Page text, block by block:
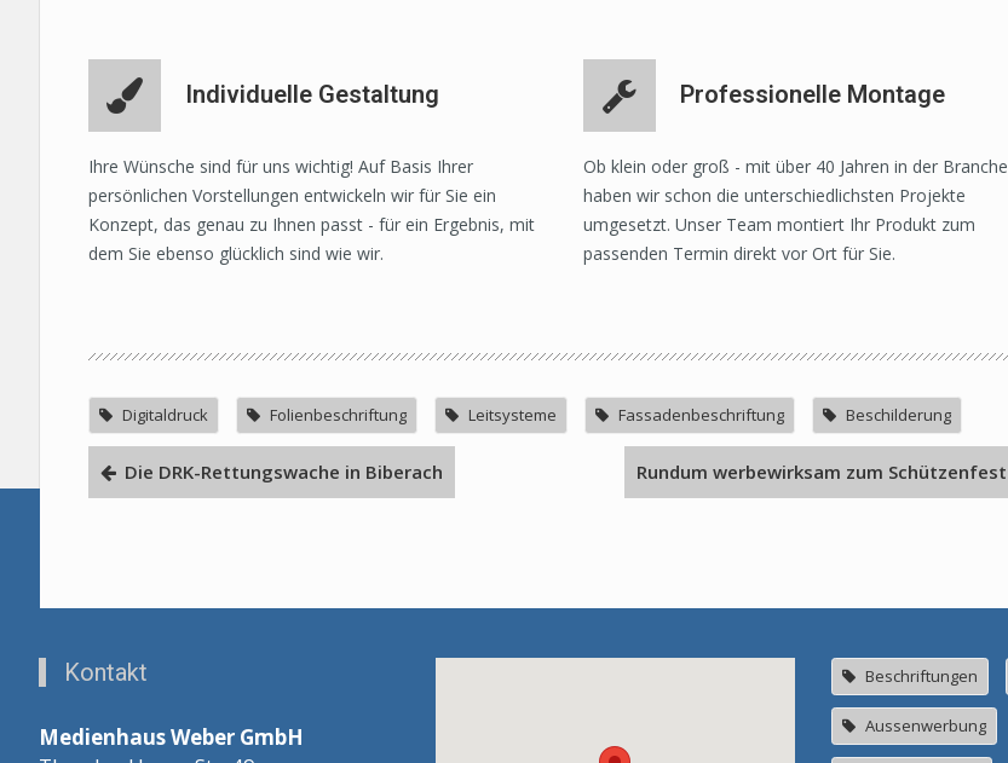
Individuelle Gestaltung
Ihre Wünsche sind für uns wichtig! Auf Basis Ihrer
persönlichen Vorstellungen entwickeln wir für Sie ein
Konzept, das genau zu Ihnen passt - für ein Ergebnis, mit
dem Sie ebenso glücklich sind wie wir.
Professionelle Montage
Ob klein oder groß - mit über 40 Jahren in der Branche
haben wir schon die unterschiedlichsten Projekte
umgesetzt. Unser Team montiert Ihr Produkt zum
passenden Termin direkt vor Ort für Sie.
Digitaldruck Folienbeschriftung Leitsysteme Fassadenbeschriftung Beschilderung
Die DRK-Rettungswache in Biberach Rundum werbewirksam zum Schützenfest
Kontakt
Medienhaus Weber GmbH
Beschriftungen
Aussenwerbung